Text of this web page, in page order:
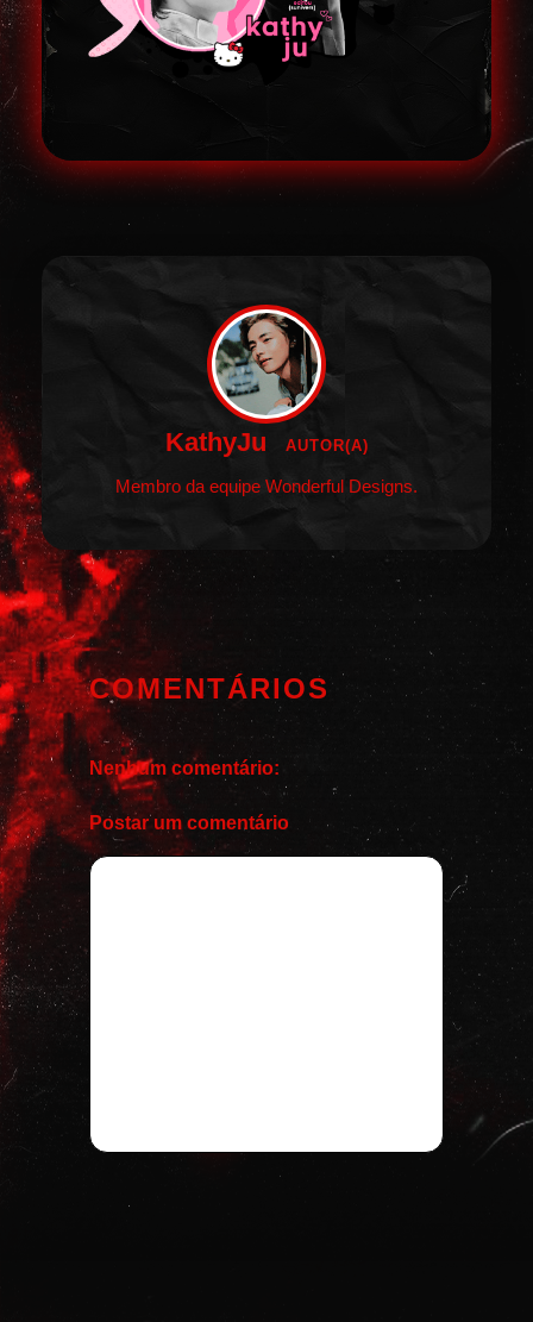
KathyJu AUTOR(A)
Membro da equipe Wonderful Designs.
COMENTÁRIOS
Nenhum comentário:
Postar um comentário